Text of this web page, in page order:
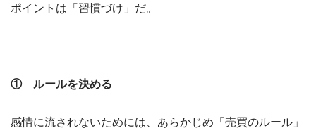
ポイントは「習慣づけ」だ。
① ルールを決める
感情に流されないためには、あらかじめ「売買のルール」